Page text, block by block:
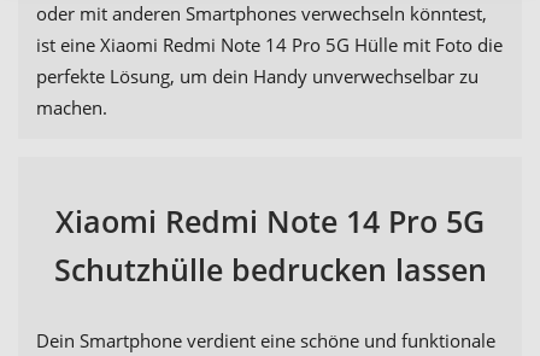
oder mit anderen Smartphones verwechseln könntest,
ist eine Xiaomi Redmi Note 14 Pro 5G Hülle mit Foto die
perfekte Lösung, um dein Handy unverwechselbar zu
machen.
Xiaomi Redmi Note 14 Pro 5G
Schutzhülle bedrucken lassen
Dein Smartphone verdient eine schöne und funktionale